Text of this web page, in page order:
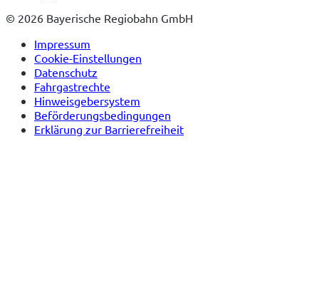
© 2026 Bayerische Regiobahn GmbH
Impressum
Cookie-Einstellungen
Datenschutz
Fahrgastrechte
Hinweisgebersystem
Beförderungsbedingungen
Erklärung zur Barrierefreiheit